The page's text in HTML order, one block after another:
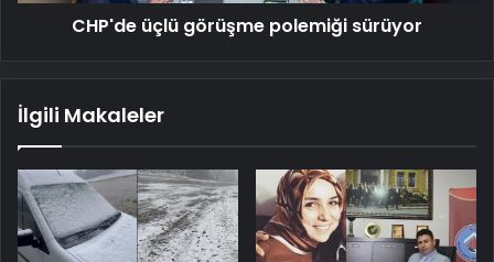
CHP'de üçlü görüşme polemiği sürüyor
İlgili Makaleler